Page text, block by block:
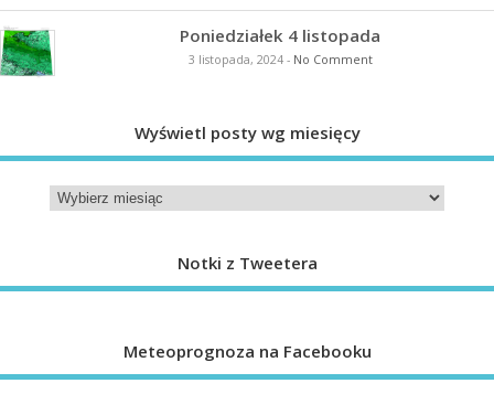
Poniedziałek 4 listopada
3 listopada, 2024- No Comment
Wyświetl posty wg miesięcy
Notki z Tweetera
Meteoprognoza na Facebooku